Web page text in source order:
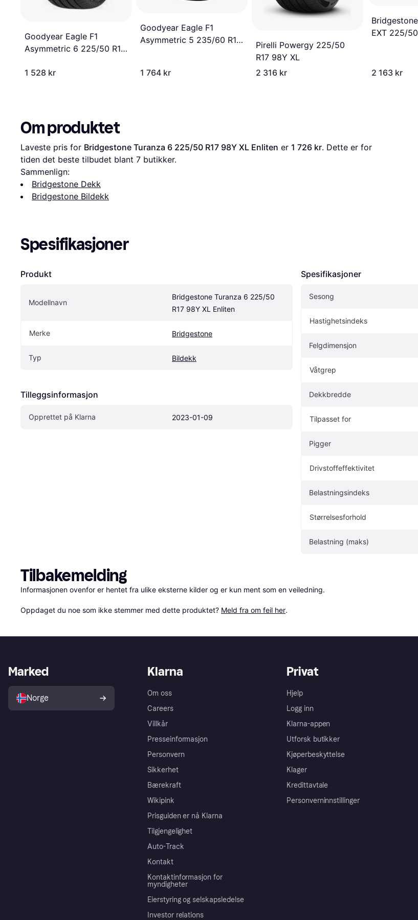
Goodyear Eagle F1
Asymmetric 6 225/50 R17
1 528 kr
Goodyear Eagle F1
Asymmetric 5 235/60 R18
1 764 kr
Pirelli Powergy 225/50
R17 98Y XL
2 316 kr
EXT 225/
2 163 kr
Om produktet
Laveste pris for Bridgestone Turanza 6 225/50 R17 98Y XL Enliten er 1 726 kr. Dette er for
tiden det beste tilbudet blant 7 butikker.
Sammenlign:
Bridgestone Dekk
Bridgestone Bildekk
Spesifikasjoner
Produkt
Modellnavn
Bridgestone Turanza 6 225/50
R17 98Y XL Enliten
Merke Bridgestone
Typ Bildekk
Tilleggsinformasjon
Opprettet på Klarna 2023-01-09
Spesifikasjoner
Sesong
Hastighetsindeks
Felgdimensjon
Våtgrep
Dekkbredde
Tilpasset for
Pigger
Drivstoffeffektivitet
Belastningsindeks
Størrelsesforhold
Belastning (maks)
Tilbakemelding
Informasjonen ovenfor er hentet fra ulike eksterne kilder og er kun ment som en veiledning.
Oppdaget du noe som ikke stemmer med dette produktet? Meld fra om feil her.
Klarna
Om oss
Careers
Villkår
Presseinformasjon
Personvern
Sikkerhet
Bærekraft
Wikipink
Prisguiden er nå Klarna
Tilgjengelighet
Auto-Track
Kontakt
Kontaktinformasjon for
myndigheter
Eierstyring og selskapsledelse
Investor relations
Privat
Hjelp
Logg inn
Klarna-appen
Utforsk butikker
Kjøperbeskyttelse
Klager
Kredittavtale
Personverninnstillinger
Marked
Norge